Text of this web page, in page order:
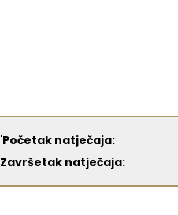
'Početak natječaja:
Završetak natječaja: